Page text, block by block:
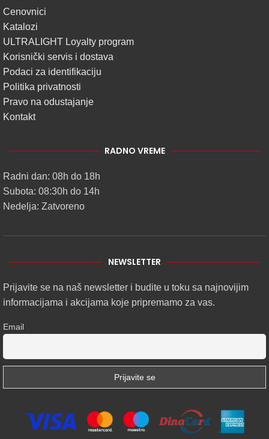
Cenovnici
Katalozi
ULTRALIGHT Loyalty program
Korisnički servis i dostava
Podaci za identifikaciju
Politika privatnosti
Pravo na odustajanje
Kontakt
RADNO VREME
Radni dan: 08h do 18h
Subota: 08:30h do 14h
Nedelja: Zatvoreno
NEWSLETTER
Prijavite se na naš newsletter i budite u toku sa najnovijim
informacijama i akcijama koje pripremamo za vas.
Email